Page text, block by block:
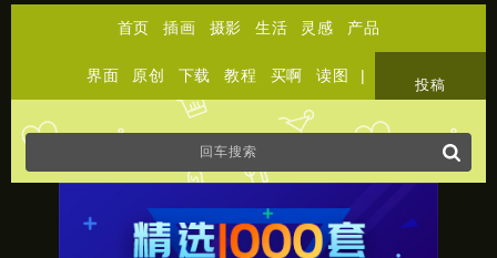
首页 插画 摄影 生活 灵感 产品
界面 原创 下载 教程 买啊 读图 |
投稿